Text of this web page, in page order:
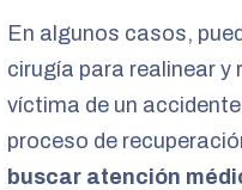
En algunos casos,
cirugía para realinear
víctima de un
proceso de
buscar atención